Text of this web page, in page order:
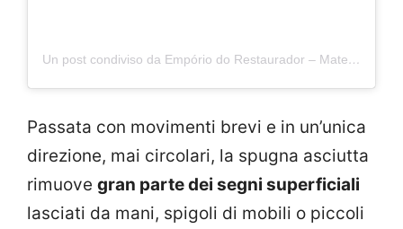
Un post condiviso da Empório do Restaurador – Materiais de Restauro (@emporiodorestaurador)
Passata con movimenti brevi e in un’unica
direzione, mai circolari, la spugna asciutta
rimuove gran parte dei segni superficiali
lasciati da mani, spigoli di mobili o piccoli